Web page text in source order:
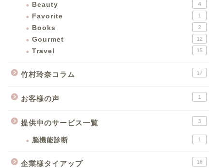
Beauty 4
Favorite 1
Books 2
Gourmet 12
Travel 15
竹村玲奈コラム 17
お客様の声 1
提供中のサービス一覧 3
脳機能診断 1
企業様タイアップ 16